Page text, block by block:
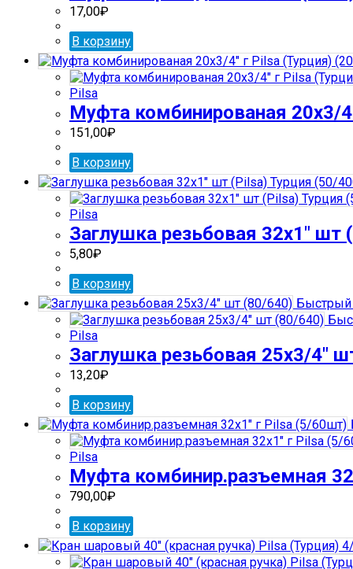
17,00₽
В корзину
Pilsa
Муфта комбинированая 20х3/
151,00₽
В корзину
Pilsa
Заглушка резьбовая 32х1″
5,80₽
В корзину
Быстрый
Pilsa
Заглушка резьбовая 25х3/4″
13,20₽
В корзину
Pilsa
Муфта комбинир.разъемная
790,00₽
В корзину